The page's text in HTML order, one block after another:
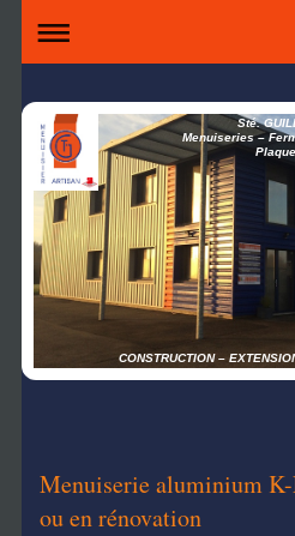
Sté.
Menuiseries –
CONSTRUCTION –
Menuiserie aluminium
ou en rénovation